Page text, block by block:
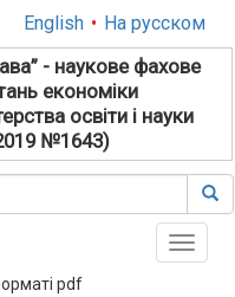
English • На русском
- наукове фахове
економіки
освіти і науки
№1643)
Toggle